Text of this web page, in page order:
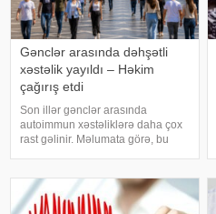
Gənclər arasında dəhşətli
xəstəlik yayıldı – Həkim
çağırış etdi
Son illər gənclər arasında
autoimmun xəstəliklərə daha çox
rast gəlinir. Məlumata görə, bu
problemlərinə və müxtəlif
orqanların zədələnməsinə səbəb